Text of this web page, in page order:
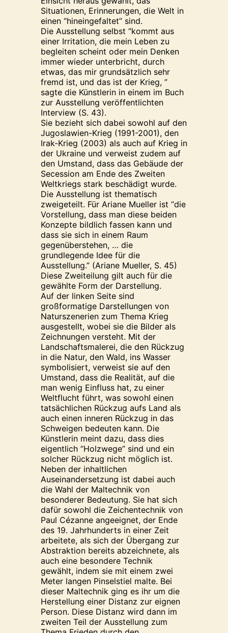
Situationen, Erinnerungen, die Welt in
einen “hineingefaltet” sind.
Die Ausstellung selbst “kommt aus
einer Irritation, die mein Leben zu
begleiten scheint oder mein Denken
immer wieder unterbricht, durch
etwas, das mir grundsätzlich sehr
fremd ist, und das ist der Krieg, ”
sagte die Künstlerin in einem im Buch
zur Ausstellung veröffentlichten
Interview (S. 43).
Sie bezieht sich dabei sowohl auf den
Jugoslawien-Krieg (1991-2001), den
Irak-Krieg (2003) als auch auf Krieg in
der Ukraine und verweist zudem auf
den Umstand, dass das Gebäude der
Secession am Ende des Zweiten
Weltkriegs stark beschädigt wurde.
Die Ausstellung ist thematisch
zweigeteilt. Für Ariane Mueller ist “die
Vorstellung, dass man diese beiden
Konzepte bildlich fassen kann und
dass sie sich in einem Raum
gegenüberstehen, … die
grundlegende Idee für die
Ausstellung.” (Ariane Mueller, S. 45)
Diese Zweiteilung gilt auch für die
gewählte Form der Darstellung.
Auf der linken Seite sind
großformatige Darstellungen von
Naturszenerien zum Thema Krieg
ausgestellt, wobei sie die Bilder als
Zeichnungen versteht. Mit der
Landschaftsmalerei, die den Rückzug
in die Natur, den Wald, ins Wasser
symbolisiert, verweist sie auf den
Umstand, dass die Realität, auf die
man wenig Einfluss hat, zu einer
Weltflucht führt, was sowohl einen
tatsächlichen Rückzug aufs Land als
auch einen inneren Rückzug in das
Schweigen bedeuten kann. Die
Künstlerin meint dazu, dass dies
eigentlich “Holzwege” sind und ein
solcher Rückzug nicht möglich ist.
Neben der inhaltlichen
Auseinandersetzung ist dabei auch
die Wahl der Maltechnik von
besonderer Bedeutung. Sie hat sich
dafür sowohl die Zeichentechnik von
Paul Cézanne angeeignet, der Ende
des 19. Jahrhunderts in einer Zeit
arbeitete, als sich der Übergang zur
Abstraktion bereits abzeichnete, als
auch eine besondere Technik
gewählt, indem sie mit einem zwei
Meter langen Pinselstiel malte. Bei
dieser Maltechnik ging es ihr um die
Herstellung einer Distanz zur eignen
Person. Diese Distanz wird dann im
zweiten Teil der Ausstellung zum